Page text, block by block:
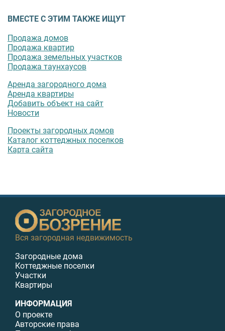
ВМЕСТЕ С ЭТИМ ТАКЖЕ ИЩУТ
Продажа домов
Продажа квартир
Продажа земельных участков
Продажа таунхаусов
Аренда загородного дома
Аренда квартиры
Добавить объект на сайт
Новости
Проекты загородных домов
Каталог коттеджных поселков
Карта сайта
Вся загородная недвижимость
Загородные дома
Коттеджные поселки
Участки
Квартиры
ИНФОРМАЦИЯ
О проекте
Авторские права